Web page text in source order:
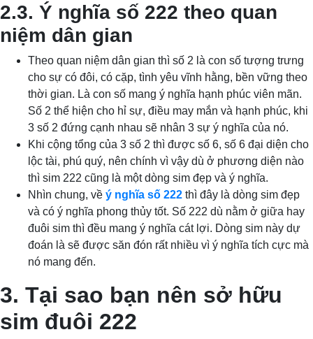
2.3. Ý nghĩa số 222 theo quan
niệm dân gian
Theo quan niệm dân gian thì số 2 là con số tượng trưng
cho sự có đôi, có cặp, tình yêu vĩnh hằng, bền vững theo
thời gian. Là con số mang ý nghĩa hạnh phúc viên mãn.
Số 2 thể hiện cho hỉ sự, điều may mắn và hạnh phúc, khi
3 số 2 đứng cạnh nhau sẽ nhân 3 sự ý nghĩa của nó.
Khi cộng tổng của 3 số 2 thì được số 6, số 6 đại diện cho
lộc tài, phú quý, nên chính vì vậy dù ở phương diện nào
thì sim 222 cũng là một dòng sim đẹp và ý nghĩa.
Nhìn chung, về ý nghĩa số 222 thì đây là dòng sim đẹp
và có ý nghĩa phong thủy tốt. Số 222 dù nằm ở giữa hay
đuôi sim thì đều mang ý nghĩa cát lợi. Dòng sim này dự
đoán là sẽ được săn đón rất nhiều vì ý nghĩa tích cực mà
nó mang đến.
3. Tại sao bạn nên sở hữu
sim đuôi 222